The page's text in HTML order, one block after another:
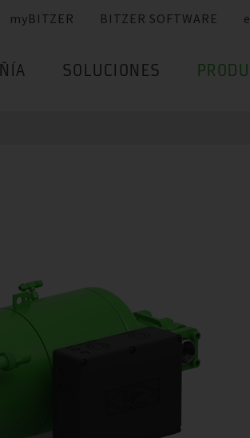
myBITZER BITZER SOFTWARE
SOLUCIONES